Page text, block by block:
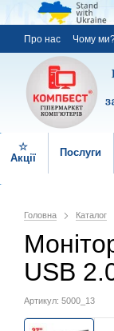
Про нас Чому
☆
Акції
Послуги
Головна Каталог
USB
Артикул: 5000_13